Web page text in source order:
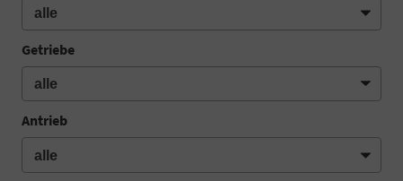
Getriebe
Antrieb